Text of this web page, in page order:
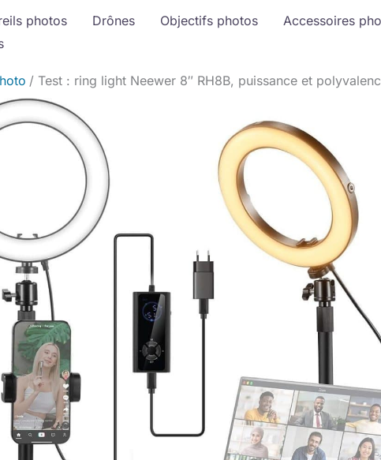
photos Drônes Objectifs photos Accessoires
Test : ring light Neewer 8″ RH8B, puissance et